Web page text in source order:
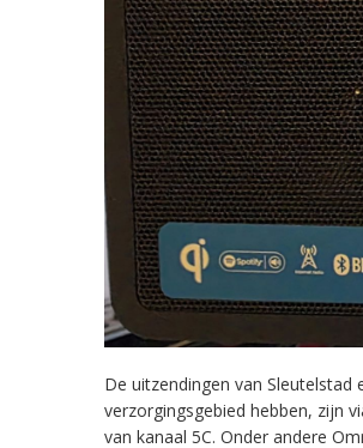
De uitzendingen van
verzorgingsgebied hebben, zijn
van kanaal 5C. Onder andere